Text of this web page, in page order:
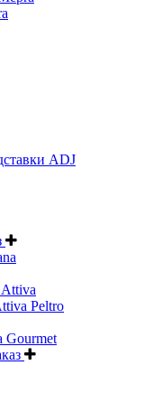
ADJ
Peltro
Gourmet